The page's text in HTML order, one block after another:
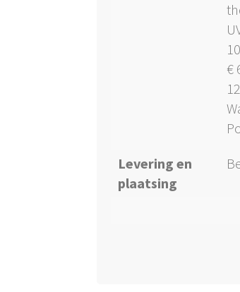
€
Levering en
plaatsing